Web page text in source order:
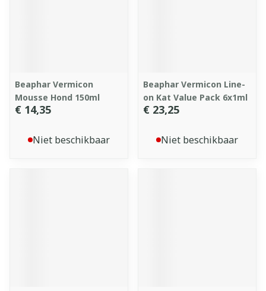
Beaphar Vermicon
Mousse Hond 150ml
€ 14,35
Niet beschikbaar
Beaphar Vermicon Line-
on Kat Value Pack 6x1ml
€ 23,25
Niet beschikbaar